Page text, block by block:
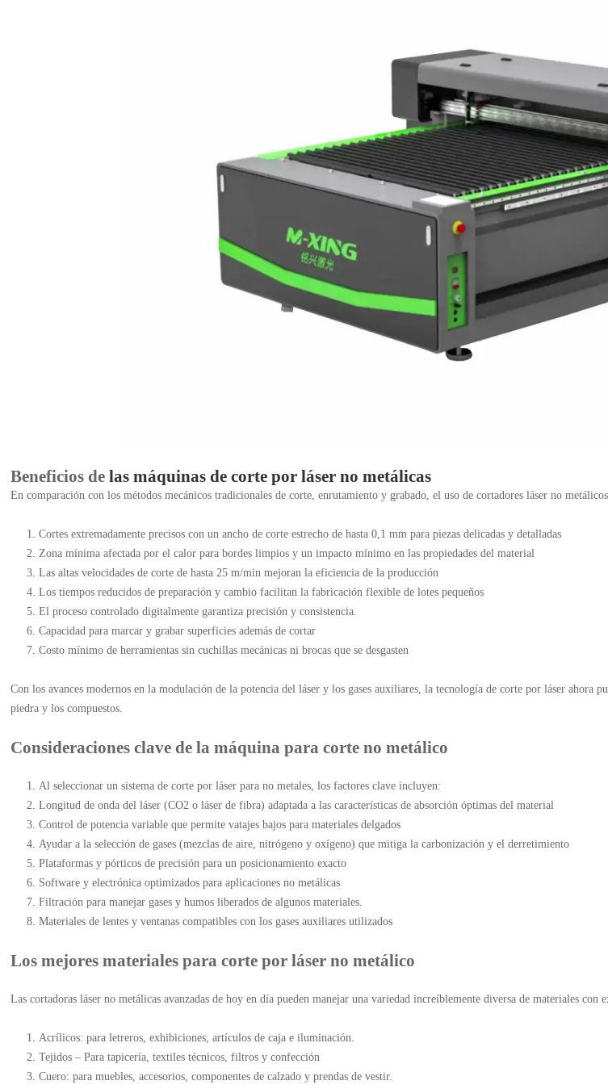
Beneficios delas máquinas de corte por láser no metálicas
En comparación con los métodos mecánicos tradicionales de corte, enrutamiento y grabado, el uso de cortadores láser no
Cortes extremadamente precisos con un ancho de corte estrecho de hasta 0,1 mm para piezas delicadas y detalladas
Zona mínima afectada por el calor para bordes limpios y un impacto mínimo en las propiedades del material
Las altas velocidades de corte de hasta 25 m/min mejoran la eficiencia de la producción
Los tiempos reducidos de preparación y cambio facilitan la fabricación flexible de lotes pequeños
El proceso controlado digitalmente garantiza precisión y consistencia.
Capacidad para marcar y grabar superficies además de cortar
Costo mínimo de herramientas sin cuchillas mecánicas ni brocas que se desgasten
Con los avances modernos en la modulación de la potencia del láser y los gases auxiliares, la tecnología de corte por láser ahora
piedra y los compuestos.
Consideraciones clave de la máquina para corte no metálico
Al seleccionar un sistema de corte por láser para no metales, los factores clave incluyen:
Longitud de onda del láser (CO2 o láser de fibra) adaptada a las características de absorción óptimas del material
Control de potencia variable que permite vatajes bajos para materiales delgados
Ayudar a la selección de gases (mezclas de aire, nitrógeno y oxígeno) que mitiga la carbonización y el derretimiento
Plataformas y pórticos de precisión para un posicionamiento exacto
Software y electrónica optimizados para aplicaciones no metálicas
Filtración para manejar gases y humos liberados de algunos materiales.
Materiales de lentes y ventanas compatibles con los gases auxiliares utilizados
Los mejores materiales para corte por láser no metálico
Las cortadoras láser no metálicas avanzadas de hoy en día pueden manejar una variedad increíblemente diversa de materiales con
Acrílicos: para letreros, exhibiciones, artículos de caja e iluminación.
Tejidos – Para tapicería, textiles técnicos, filtros y confección
Cuero: para muebles, accesorios, componentes de calzado y prendas de vestir.